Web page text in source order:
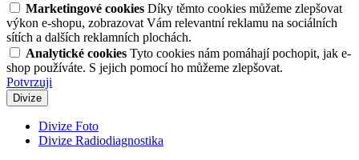
Marketingové cookies Díky těmto cookies můžeme zlepšovat
výkon e-shopu, zobrazovat Vám relevantní reklamu na sociálních
sítích a dalších reklamních plochách.
Analytické cookies Tyto cookies nám pomáhají pochopit, jak e-
shop používáte. S jejich pomocí ho můžeme zlepšovat.
Potvrzuji
Divize
Divize Foto
Divize Radiodiagnostika